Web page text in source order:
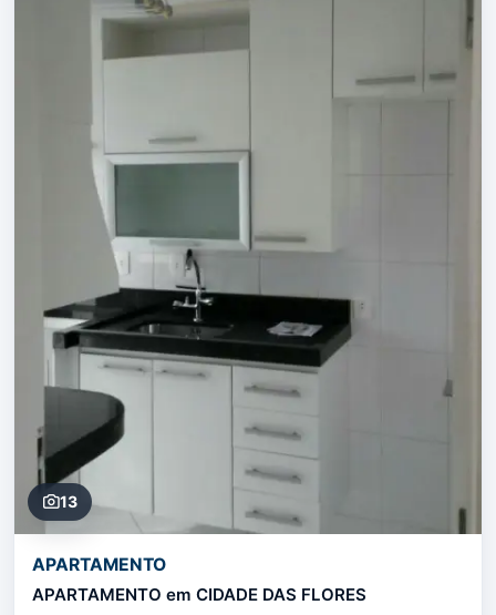
13
APARTAMENTO
APARTAMENTO em CIDADE DAS FLORES